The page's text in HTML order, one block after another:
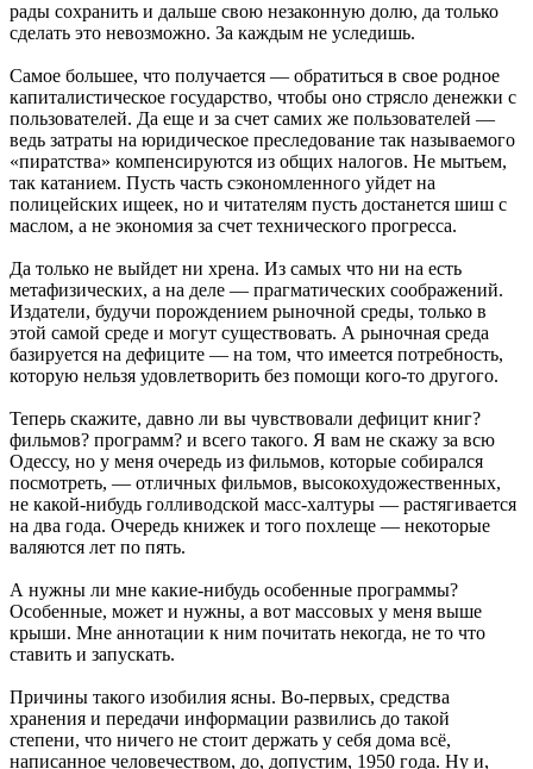
рады сохранить и дальше свою незаконную долю, да только
сделать это невозможно. За каждым не уследишь.
Самое большее, что получается — обратиться в свое родное
капиталистическое государство, чтобы оно стрясло денежки с
пользователей. Да еще и за счет самих же пользователей —
ведь затраты на юридическое преследование так называемого
«пиратства» компенсируются из общих налогов. Не мытьем,
так катанием. Пусть часть сэкономленного уйдет на
полицейских ищеек, но и читателям пусть достанется шиш с
маслом, а не экономия за счет технического прогресса.
Да только не выйдет ни хрена. Из самых что ни на есть
метафизических, а на деле — прагматических соображений.
Издатели, будучи порождением рыночной среды, только в
этой самой среде и могут существовать. А рыночная среда
базируется на дефиците — на том, что имеется потребность,
которую нельзя удовлетворить без помощи кого-то другого.
Теперь скажите, давно ли вы чувствовали дефицит книг?
фильмов? программ? и всего такого. Я вам не скажу за всю
Одессу, но у меня очередь из фильмов, которые собирался
посмотреть, — отличных фильмов, высокохудожественных,
не какой-нибудь голливодской масс-халтуры — растягивается
на два года. Очередь книжек и того похлеще — некоторые
валяются лет по пять.
А нужны ли мне какие-нибудь особенные программы?
Особенные, может и нужны, а вот массовых у меня выше
крыши. Мне аннотации к ним почитать некогда, не то что
ставить и запускать.
Причины такого изобилия ясны. Во-первых, средства
хранения и передачи информации развились до такой
степени, что ничего не стоит держать у себя дома всё,
написанное человечеством, до, допустим, 1950 года. Ну и,